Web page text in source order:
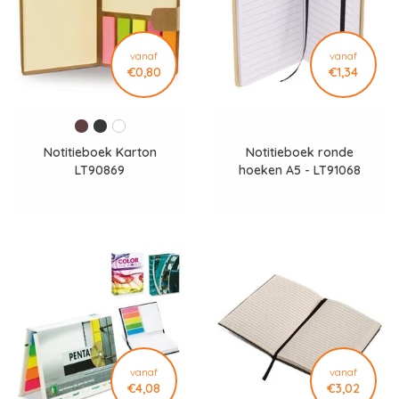
vanaf
€0,80
Notitieboek Karton
LT90869
vanaf
€1,34
Notitieboek ronde
hoeken A5 - LT91068
vanaf
€4,08
vanaf
€3,02